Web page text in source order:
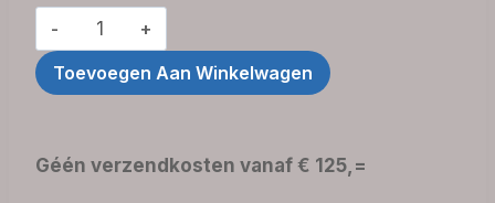
Small
Box
-
(2x50g)
Toevoegen Aan Winkelwagen
Géén verzendkosten vanaf € 125,=